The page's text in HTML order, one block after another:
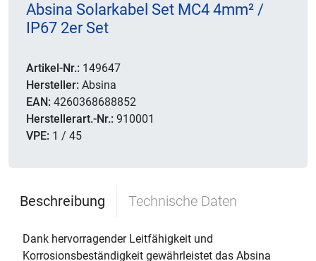
Absina Solarkabel Set MC4 4mm² /
IP67 2er Set
Artikel-Nr.: 149647
Hersteller: Absina
EAN: 4260368688852
Herstellerart.-Nr.: 910001
VPE: 1 / 45
Beschreibung Technische Daten
Dank hervorragender Leitfähigkeit und
Korrosionsbeständigkeit gewährleistet das Absina